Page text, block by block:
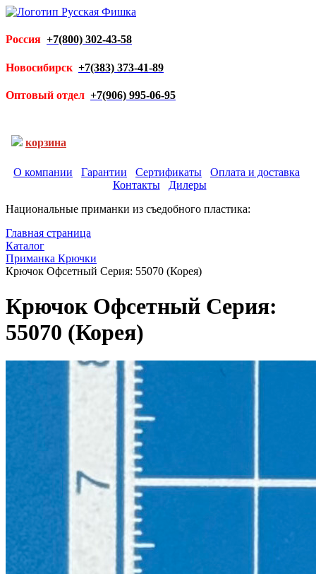
Россия +7(800) 302-43-58
Новосибирск +7(383) 373-41-89
Оптовый отдел +7(906) 995-06-95
корзина
О компании Гарантии Сертификаты
Оплата и доставка
Контакты
Дилеры
Национальные приманки из съедобного пластика:
Главная страница
Каталог
Приманка Крючки
Крючок Офсетный Серия: 55070 (Корея)
Крючок Офсетный Серия:
55070 (Корея)